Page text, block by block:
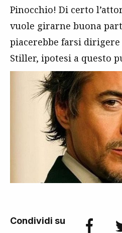
Pinocchio! Di certo
vuole girarne buona
piacerebbe farsi dirigere
Stiller, ipotesi a questo
Condividi su